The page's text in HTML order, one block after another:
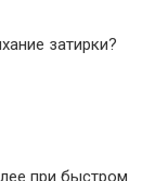
затирки?
при быстром